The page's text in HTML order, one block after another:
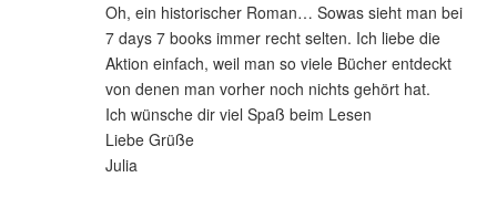
Oh, ein historischer Roman… Sowas sieht man bei
7 days 7 books immer recht selten. Ich liebe die
Aktion einfach, weil man so viele Bücher entdeckt
von denen man vorher noch nichts gehört hat.
Ich wünsche dir viel Spaß beim Lesen
Liebe Grüße
Julia